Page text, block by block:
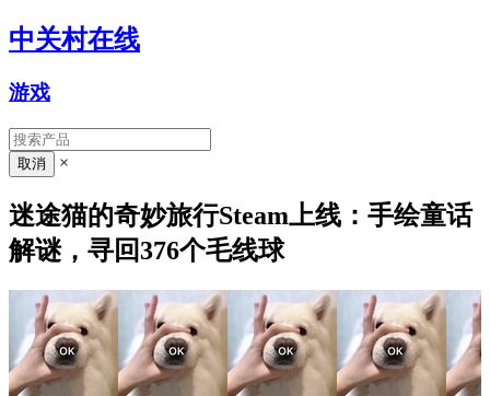
中关村在线
游戏
×
迷途猫的奇妙旅行Steam上线：手绘童话
解谜，寻回376个毛线球